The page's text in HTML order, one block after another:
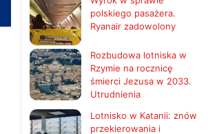
polskiego pasażera.
Ryanair zadowolony
Rozbudowa lotniska w
Rzymie na rocznicę
śmierci Jezusa w 2033.
Utrudnienia
Lotnisko w Katanii: znów
przekierowania i